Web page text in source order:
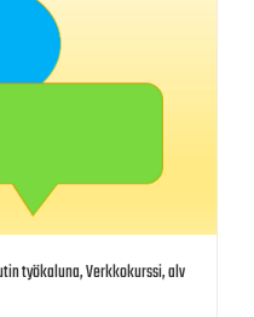
työkaluna, Verkkokurssi, alv